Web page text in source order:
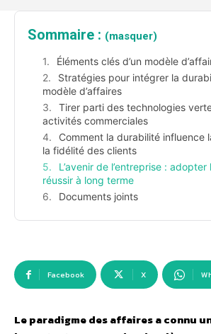
Sommaire : (masquer)
Éléments clés d’un modèle
Stratégies pour intégrer la
modèle d’affaires
Tirer parti des technologies
activités commerciales
Comment la durabilité influence
la fidélité des clients
L’avenir de l’entreprise :
réussir à long terme
Documents joints
Facebook X
Le paradigme des affaires a connu